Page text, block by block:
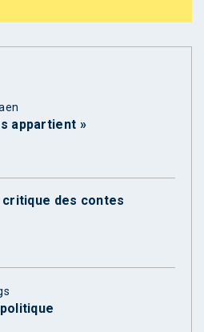
appartient »
des contes